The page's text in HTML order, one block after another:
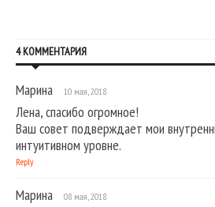
4 КОММЕНТАРИЯ
Марина 10 мая, 2018
Лена, спасибо огромное!
Ваш совет подверждает мои
интуитивном уровне.
Reply
Марина 08 мая, 2018